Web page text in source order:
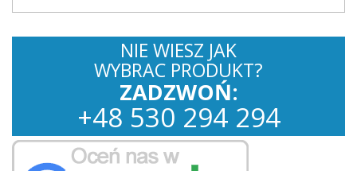
NIE WIESZ JAK
WYBRAC PRODUKT?
ZADZWOŃ:
+48 530 294 294